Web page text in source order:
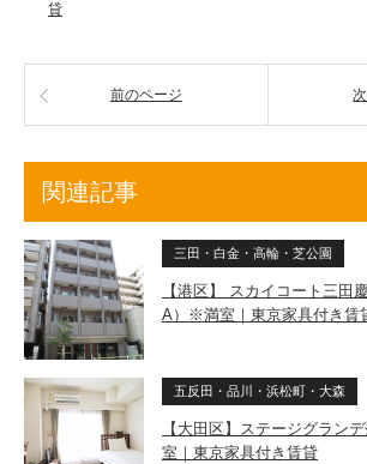
貸
前のページ
関連記事
三田・白金・高輪・芝公園
【港区】 スカイコート三田
A）※満室｜東京家具付き賃
五反田・品川・浜松町・大森
【大田区】ステージグラン
室｜東京家具付き賃貸